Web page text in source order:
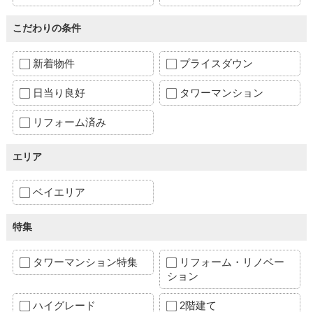
こだわりの条件
新着物件 プライスダウン
日当り良好 タワーマンション
リフォーム済み
エリア
ベイエリア
特集
タワーマンション特集
リフォーム・リノベー
ション
ハイグレード 2階建て